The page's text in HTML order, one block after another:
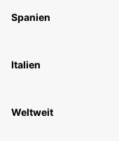
Spanien
Italien
Weltweit